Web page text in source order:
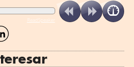
ReadSpeaker